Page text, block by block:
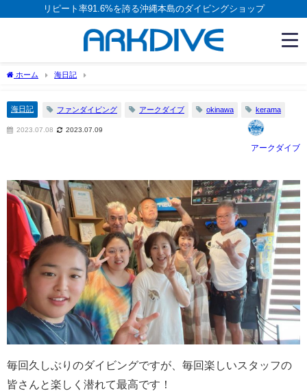
リピート率91.6%を誇る沖縄本島のダイビングショップ
ホーム 海日記
海日記 ファンダイビング アークダイブ okinawa kerama
2023.07.08 2023.07.09
アークダイブ
毎回久しぶりのダイビングですが、毎回楽しいスタッフの
皆さんと楽しく潜れて最高です！